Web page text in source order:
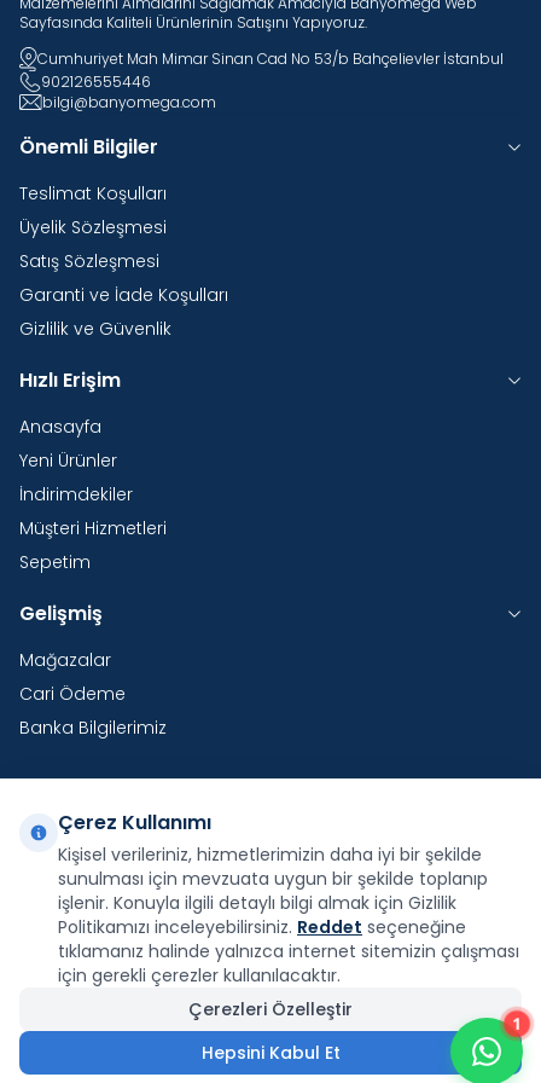
1
Sayfasında Kaliteli Ürünlerinin Satışını Yapıyoruz.
Cumhuriyet Mah Mimar Sinan Cad No 53/b Bahçelievler İstanbul
902126555446
bilgi@banyomega.com
Önemli Bilgiler
Teslimat Koşulları
Üyelik Sözleşmesi
Satış Sözleşmesi
Garanti ve İade Koşulları
Gizlilik ve Güvenlik
Hızlı Erişim
Anasayfa
Yeni Ürünler
İndirimdekiler
Müşteri Hizmetleri
Sepetim
Gelişmiş
Mağazalar
Cari Ödeme
Banka Bilgilerimiz
Yurtdışı Kargo
Şirketimiz E-Fatura ve E-Arşiv Fatura uygulaması
kapsamındadır.
Facebook
X İnstagram
YoutubePinterest
Çerez Kullanımı
Kişisel verileriniz, hizmetlerimizin daha iyi bir şekilde
sunulması için mevzuata uygun bir şekilde toplanıp
işlenir. Konuyla ilgili detaylı bilgi almak için Gizlilik
Politikamızı inceleyebilirsiniz. Reddet seçeneğine
tıklamanız halinde yalnızca internet sitemizin çalışması
için gerekli çerezler kullanılacaktır.
Çerezleri Özelleştir
Hepsini Kabul Et